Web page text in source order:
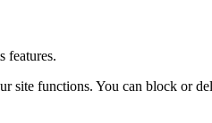
features.
site functions. You can block or